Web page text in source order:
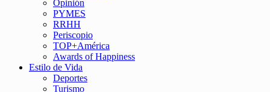
Opinión
PYMES
RRHH
Periscopio
TOP+América
Awards of Happiness
Estilo de Vida
Deportes
Turismo